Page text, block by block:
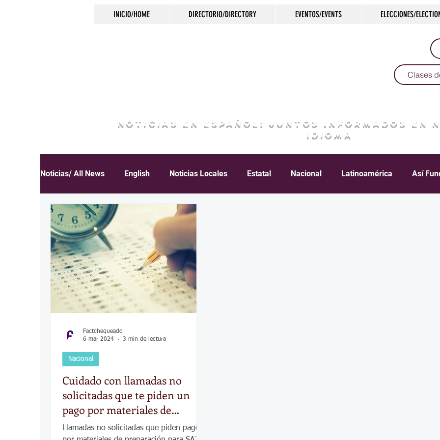
INICIO/HOME DIRECTORIO/DIRECTORY EVENTOS/EVENTS ELECCIONES/
Clases
NOTICIAS EN ESPAÑOL: JUNTOS INFORMADOS EN
IDIOMA
Noticias/ All News English Noticias Locales Estatal Nacional Latinoamérica Así
Español Educación Inmigración
COVID-19 Política Tecnología
Desamparados Carreteras Comunidad
Cuidado con llamadas no
solicitadas que te piden un
pago por materiales de
preparación para SAT y ACT:
Llamadas no solicitadas que piden pago
Nacional
Factchequeado
6 mar 2024
3 min de lectura